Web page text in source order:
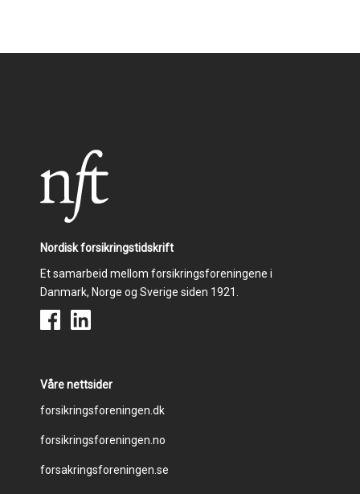
Nordisk forsikringstidskrift
Et samarbeid mellom forsikringsforeningene i
Danmark, Norge og Sverige siden 1921.
Våre nettsider
Footer
menu
forsikringsforeningen.dk
forsikringsforeningen.no
forsakringsforeningen.se